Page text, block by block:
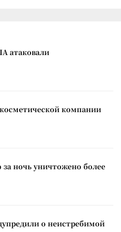
атаковали
компании
ночь уничтожено более
о неистребимой